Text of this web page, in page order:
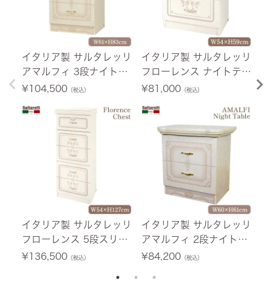
イタリア製 サルタレッリ
アマルフィ 3段ナイトチ
ェスト アイボリー 61cm
¥104,500（税込）
イタリア製 サルタレッリ
フローレンス 5段スリム
チェスト パールホワイト
¥136,500（税込）
イタリア製 サルタレッリ
フローレンス ナイトテー
ブル パールホワイト 幅5
¥81,000（税込）
イタリア製 サルタレッリ
アマルフィ 2段ナイトテ
ーブル アイボリー 幅60
¥84,200（税込）
¥